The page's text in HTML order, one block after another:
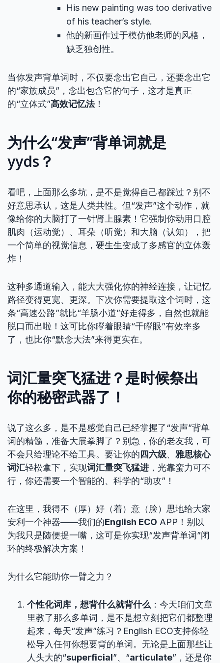
His new painting was too derivative
of his teacher’s style.
他的新画作过于模仿他老师的风格，
缺乏独创性。
当你发声背单词时，不仅要念出它自己，还要念出它
的“家族成员”，念出包含它的句子，这才是真正
的“立体式”高效记忆法！
为什么“发声”背单词就是
yyds？
看吧，上面那么多坑，是不是觉得自己都踩过？别不
好意思承认，这是人类共性。但“发声”这个动作，就
像给你的大脑打了一针肾上腺素！它强制你动用口腔
肌肉（运动觉）、耳朵（听觉）和大脑（认知），把
一个简单的视觉信息，硬生生变成了多感官的立体轰
炸！
这种多通道输入，能大大强化你的神经连接，让记忆
路径变得更宽、更深。下次你需要提取这个词时，这
条“高速公路”就比“羊肠小道”好走得多，自然也就能
脱口而出啦！这可比你瞪着眼睛“干瞪眼”有效率多
了，也比你“默念大法”来得更实在。
词汇量突飞猛进？是时候祭出
你的秘密武器了！
说了这么多，是不是感觉自己已经掌握了“发声”背单
词的精髓，准备大展拳脚了？别急，你的老友我，可
不会只给理论不给工具。要让你的 四六级、 雅思核心
词汇轻松拿下，实现词汇量突飞猛进 ，光靠蛮力可不
行，你还需要一个智能的、科学的“助攻”！
在这里，我得不（厚）好（着）意（脸）思地给大家
安利一个神器——我们的English ECO APP！别以
为我只是随便提一嘴，这可是你实现“发声背单词”闭
环的终极解决方案！
为什么它能助你一臂之力？
个性化词库，想背什么就背什么 ：今天咱们文章
里教了那么多单词，是不是想立刻把它们都整理
起来，每天“发声”练习？English ECO支持你轻
松导入任何你想要背的单词。无论是上面那些让
人头大的“superficial”、“articulate”，还是你